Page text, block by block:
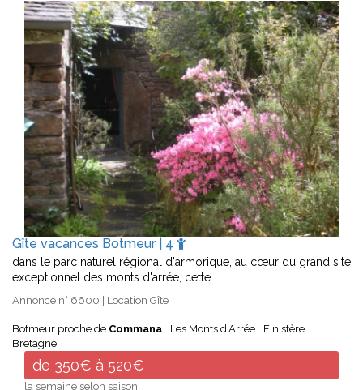
Gîte vacances Botmeur | 4
dans le parc naturel régional d'armorique, au cœur du grand site
exceptionnel des monts d'arrée, cette…
Annonce n° 6600 | Location Gîte
Botmeur proche de Commana Les Monts d'Arrée
Finistère
Bretagne
de 350€ à 520€
la semaine selon saison